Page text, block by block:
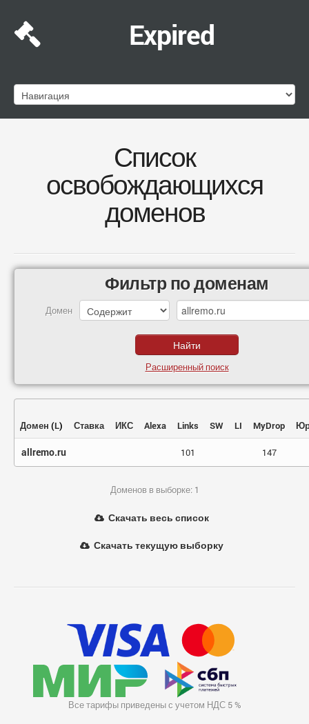
Expired
Список
освобождающихся
доменов
Фильтр по доменам
Домен
Расширенный поиск
Домен (L) Ставка ИКС Alexa Links SW LI MyDrop
allremo.ru 101 147
Доменов в выборке: 1
Скачать весь список
Скачать текущую выборку
Все тарифы приведены с учетом НДС 5 %